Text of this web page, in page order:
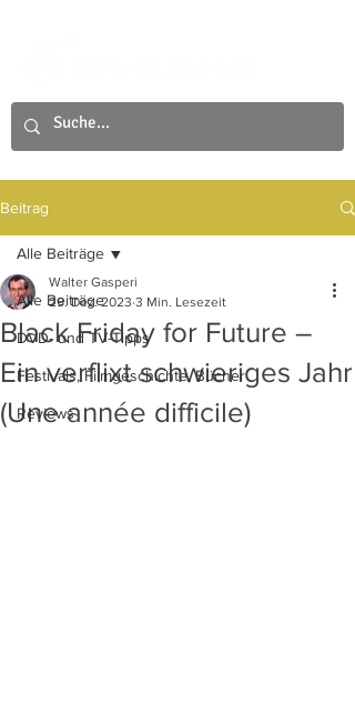
Beitrag
Alle Beiträge
DVD- und TV-Tipps
Festivals, Filmgeschichte, Bücher
Reviews
Alle Beiträge
Black Friday for Future –
Ein verflixt schwieriges Jahr
(Une année difficile)
Walter Gasperi
29. Dez. 2023 3 Min. Lesezeit